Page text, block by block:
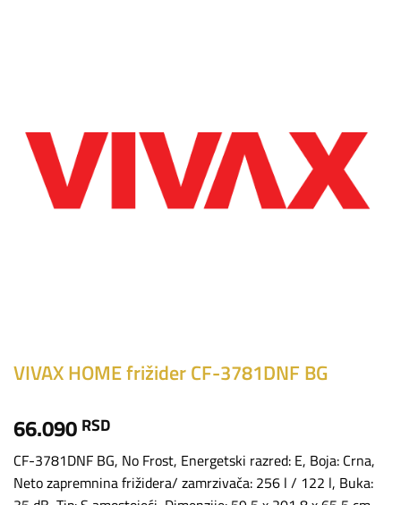
VIVAX HOME frižider CF-3781DNF BG
66.090 RSD
CF-3781DNF BG, No Frost, Energetski razred: E, Boja: Crna,
Neto zapremnina frižidera/ zamrzivača: 256 l / 122 l, Buka: